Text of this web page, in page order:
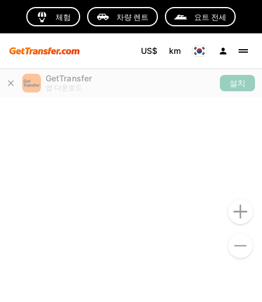
체험 차량 렌트 요트 전세
US$ km
GetTransfer
앱 다운로드 설치